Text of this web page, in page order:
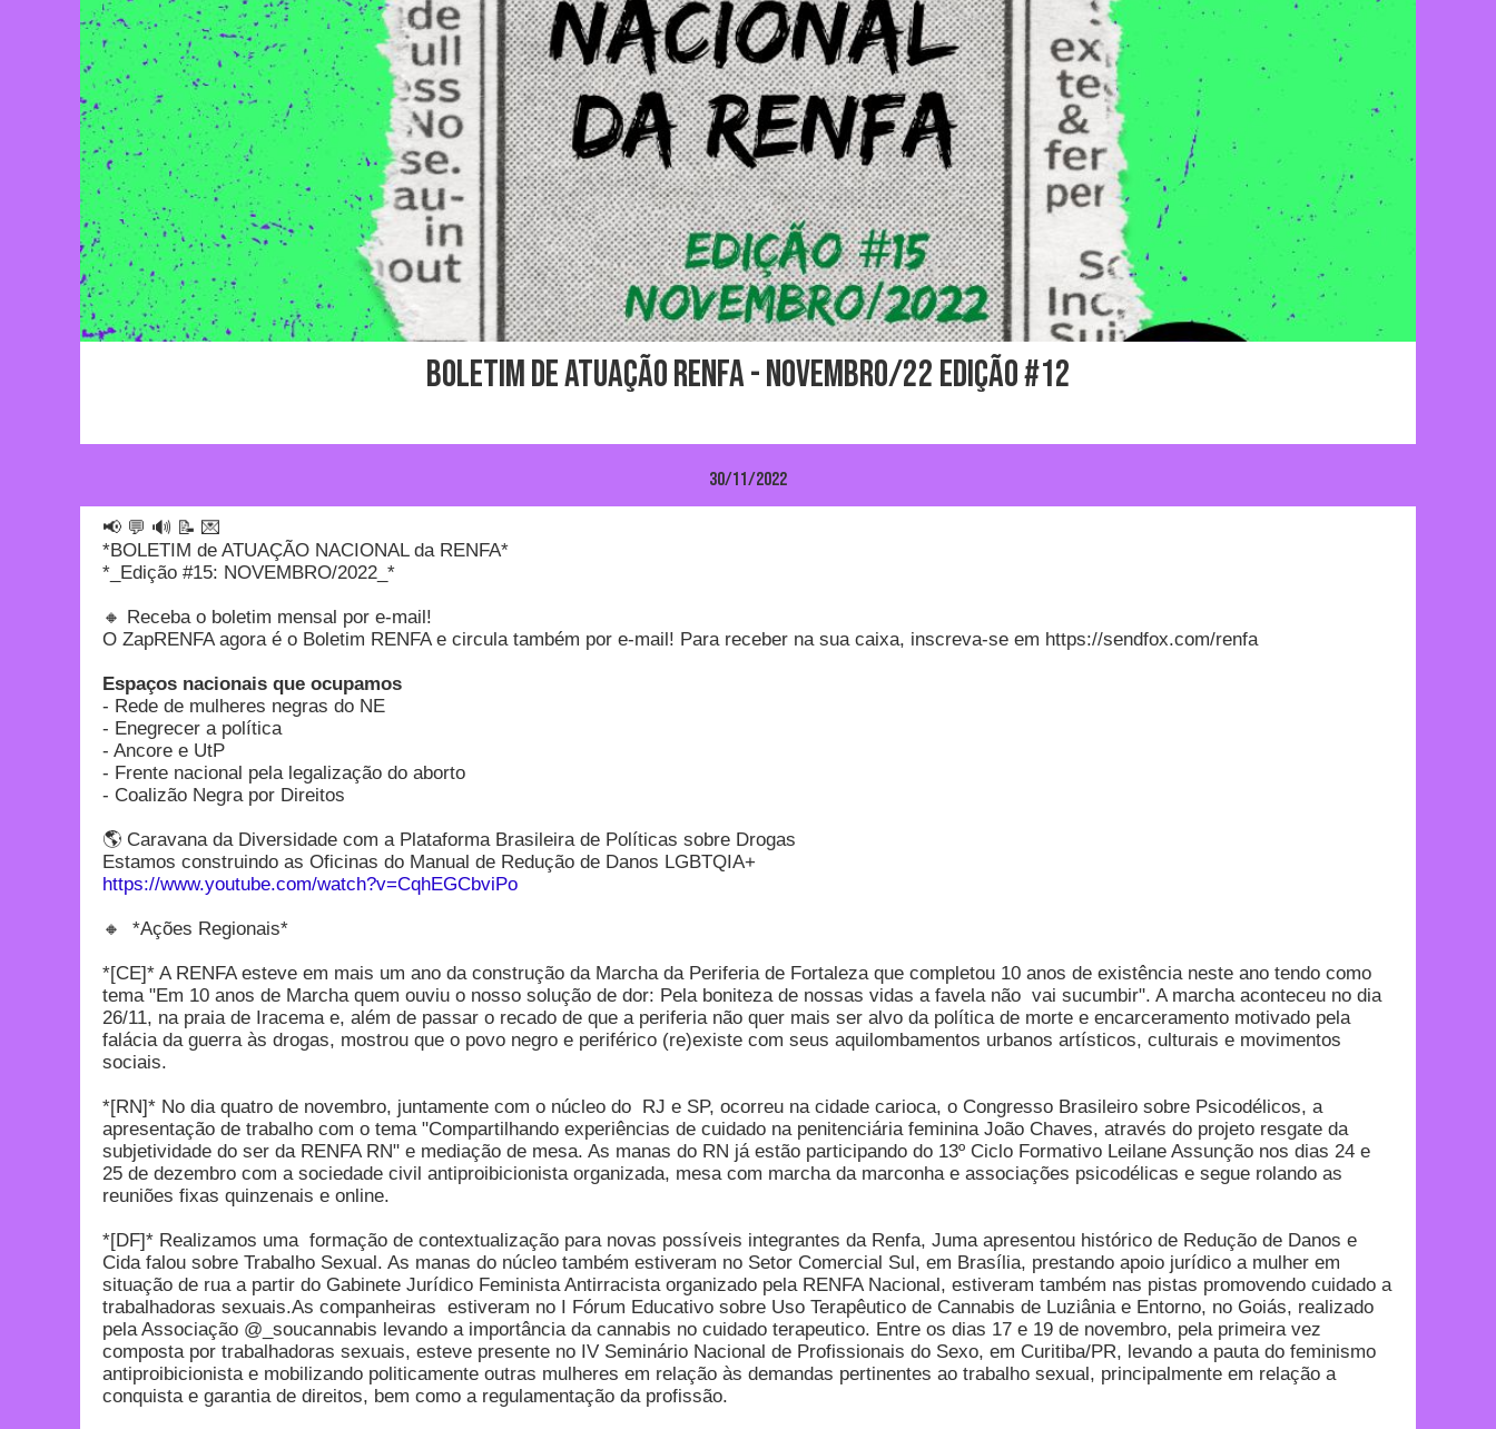
30/11/2022
Boletim de Atuação RENFA - Novembro/22 Edição #12
📢 💬 🔊 📝 💌
*BOLETIM de ATUAÇÃO NACIONAL da RENFA*
*_Edição #15: NOVEMBRO/2022_*
🔸 Receba o boletim mensal por e-mail!
O ZapRENFA agora é o Boletim RENFA e circula também por e-mail! Para receber na sua caixa, inscreva-se em https://sendfox.com/renfa
Espaços nacionais que ocupamos
- Rede de mulheres negras do NE
- Enegrecer a política
- Ancore e UtP
- Frente nacional pela legalização do aborto
- Coalizão Negra por Direitos
🌎 Caravana da Diversidade com a Plataforma Brasileira de Políticas sobre Drogas
Estamos construindo as Oficinas do Manual de Redução de Danos LGBTQIA+
https://www.youtube.com/watch?v=CqhEGCbviPo
🔸 *Ações Regionais*
*[CE]* A RENFA esteve em mais um ano da construção da Marcha da Periferia de Fortaleza que completou 10 anos de existência neste ano tendo como
tema "Em 10 anos de Marcha quem ouviu o nosso solução de dor: Pela boniteza de nossas vidas a favela não vai sucumbir". A marcha aconteceu no dia
26/11, na praia de Iracema e, além de passar o recado de que a periferia não quer mais ser alvo da política de morte e encarceramento motivado pela
falácia da guerra às drogas, mostrou que o povo negro e periférico (re)existe com seus aquilombamentos urbanos artísticos, culturais e movimentos
sociais.
*[RN]* No dia quatro de novembro, juntamente com o núcleo do RJ e SP, ocorreu na cidade carioca, o Congresso Brasileiro sobre Psicodélicos, a
apresentação de trabalho com o tema "Compartilhando experiências de cuidado na penitenciária feminina João Chaves, através do projeto resgate da
subjetividade do ser da RENFA RN" e mediação de mesa. As manas do RN já estão participando do 13º Ciclo Formativo Leilane Assunção nos dias 24 e
25 de dezembro com a sociedade civil antiproibicionista organizada, mesa com marcha da marconha e associações psicodélicas e segue rolando as
reuniões fixas quinzenais e online.
*[DF]* Realizamos uma formação de contextualização para novas possíveis integrantes da Renfa, Juma apresentou histórico de Redução de Danos e
Cida falou sobre Trabalho Sexual. As manas do núcleo também estiveram no Setor Comercial Sul, em Brasília, prestando apoio jurídico a mulher em
situação de rua a partir do Gabinete Jurídico Feminista Antirracista organizado pela RENFA Nacional, estiveram também nas pistas promovendo cuidado a
trabalhadoras sexuais.As companheiras estiveram no I Fórum Educativo sobre Uso Terapêutico de Cannabis de Luziânia e Entorno, no Goiás, realizado
pela Associação @_soucannabis levando a importância da cannabis no cuidado terapeutico. Entre os dias 17 e 19 de novembro, pela primeira vez
composta por trabalhadoras sexuais, esteve presente no IV Seminário Nacional de Profissionais do Sexo, em Curitiba/PR, levando a pauta do feminismo
antiproibicionista e mobilizando politicamente outras mulheres em relação às demandas pertinentes ao trabalho sexual, principalmente em relação a
conquista e garantia de direitos, bem como a regulamentação da profissão.